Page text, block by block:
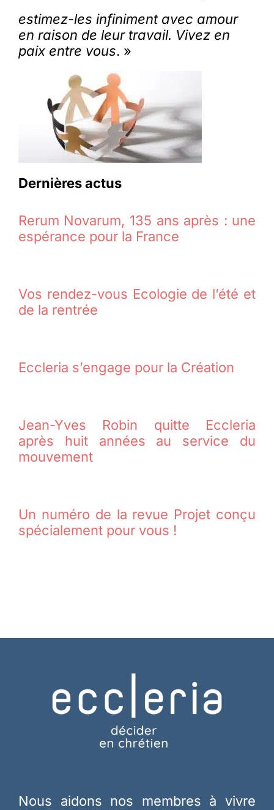
estimez-les infiniment avec amour
en raison de leur travail. Vivez en
paix entre vous. »
Dernières actus
Rerum Novarum, 135 ans après : une
espérance pour la France
Vos rendez-vous Ecologie de l’été et
de la rentrée
Eccleria s’engage pour la Création
Jean-Yves Robin quitte Eccleria
après huit années au service du
mouvement
Un numéro de la revue Projet conçu
spécialement pour vous !
Nous aidons nos membres à vivre